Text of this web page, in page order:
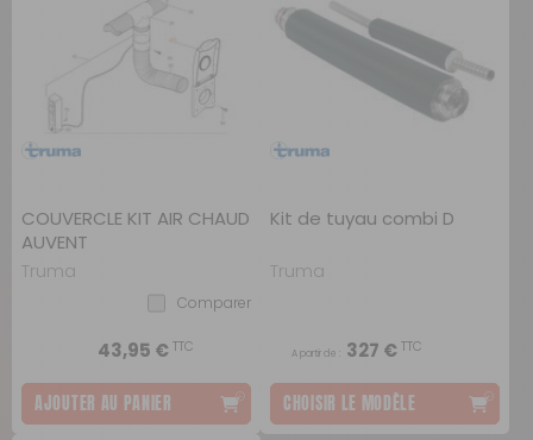
COUVERCLE KIT AIR CHAUD
AUVENT
Truma
Comparer
43,95 €TTC
AJOUTER AU PANIER
Kit de tuyau combi D
Truma
A partir de : 327 €TTC
CHOISIR LE MODÈLE